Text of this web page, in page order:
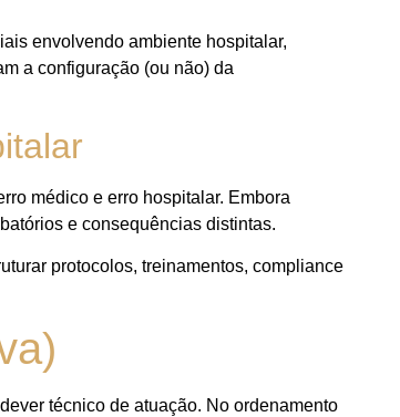
envolvendo ambiente hospitalar,
a configuração (ou não) da
médico e erro hospitalar. Embora
e consequências distintas.
protocolos, treinamentos, compliance
técnico de atuação. No ordenamento